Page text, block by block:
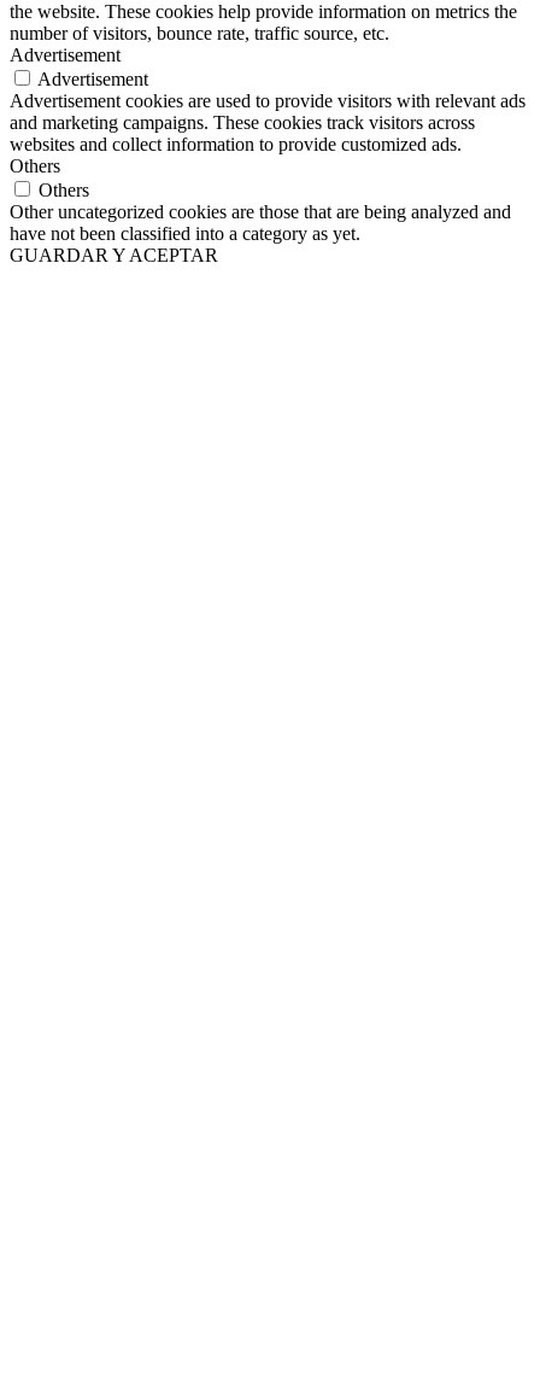
the website. These cookies help provide information on metrics the
number of visitors, bounce rate, traffic source, etc.
Advertisement
Advertisement
Advertisement cookies are used to provide visitors with relevant ads
and marketing campaigns. These cookies track visitors across
websites and collect information to provide customized ads.
Others
Others
Other uncategorized cookies are those that are being analyzed and
have not been classified into a category as yet.
GUARDAR Y ACEPTAR